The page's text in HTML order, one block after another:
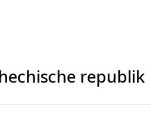
republik